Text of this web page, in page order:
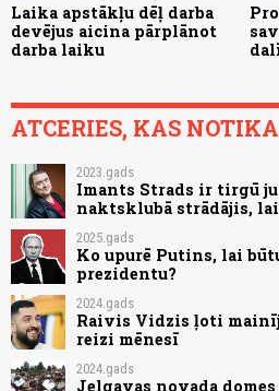
Laika apstākļu dēļ darba
devējus aicina pārplānot
darba laiku
ATCERIES, KAS
2023.gads
Imants Strads ir tirgū
naktsklubā strādājis,
2025.gads
Ko upurē Putins, lai
prezidentu?
2024.gads
Raivis Vidzis ļoti
reizi mēnesī
2024.gads
Jelgavas novada